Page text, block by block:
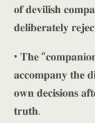
𝐨𝐟 𝐝𝐞𝐯𝐢𝐥𝐢𝐬𝐡
𝐝𝐞𝐥𝐢𝐛𝐞𝐫𝐚𝐭𝐞𝐥𝐲
• 𝐓𝐡𝐞
𝐚𝐜𝐜𝐨𝐦𝐩𝐚𝐧𝐲 𝐭𝐡𝐞
𝐨𝐰𝐧 𝐝𝐞𝐜𝐢𝐬𝐢𝐨𝐧𝐬
𝐭𝐫𝐮𝐭𝐡.